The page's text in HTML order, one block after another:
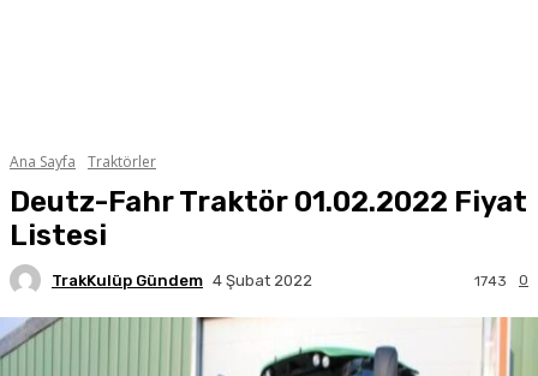
Ana Sayfa Traktörler
Deutz-Fahr Traktör 01.02.2022 Fiyat
Listesi
TrakKulüp Gündem 4 Şubat 2022 0
1743